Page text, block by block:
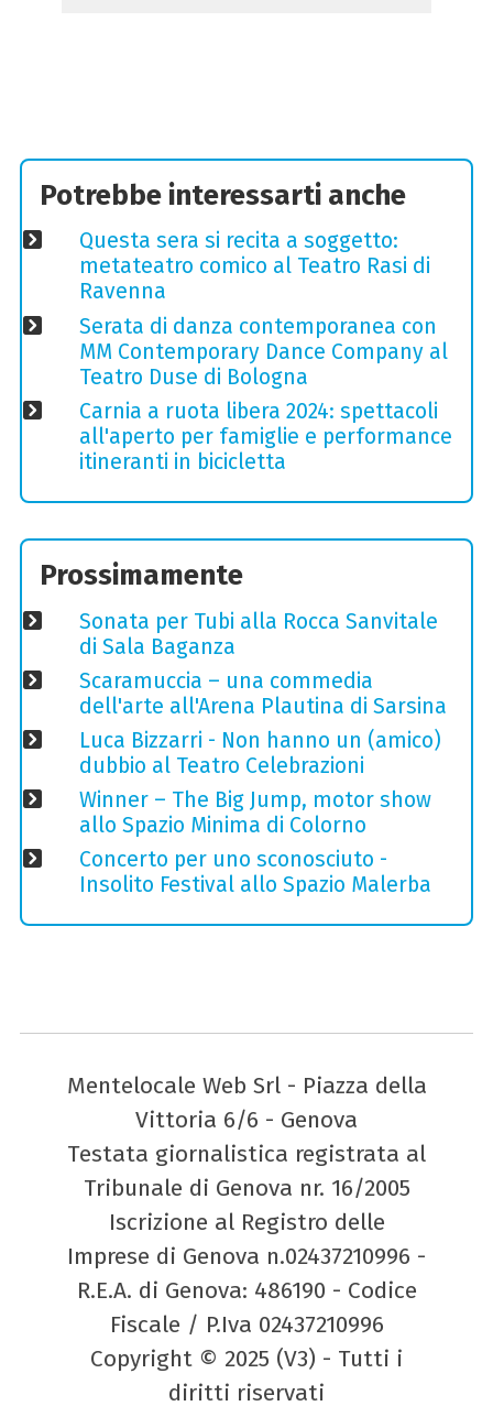
Potrebbe interessarti anche
Questa sera si recita a soggetto:
metateatro comico al Teatro Rasi di
Ravenna
Serata di danza contemporanea con
MM Contemporary Dance Company al
Teatro Duse di Bologna
Carnia a ruota libera 2024: spettacoli
all'aperto per famiglie e performance
itineranti in bicicletta
Prossimamente
Sonata per Tubi alla Rocca Sanvitale
di Sala Baganza
Scaramuccia – una commedia
dell'arte all'Arena Plautina di Sarsina
Luca Bizzarri - Non hanno un (amico)
dubbio al Teatro Celebrazioni
Winner – The Big Jump, motor show
allo Spazio Minima di Colorno
Concerto per uno sconosciuto -
Insolito Festival allo Spazio Malerba
Mentelocale Web Srl - Piazza della
Vittoria 6/6 - Genova
Testata giornalistica registrata al
Tribunale di Genova nr. 16/2005
Iscrizione al Registro delle
Imprese di Genova n.02437210996 -
R.E.A. di Genova: 486190 - Codice
Fiscale / P.Iva 02437210996
Copyright © 2025 (V3) - Tutti i
diritti riservati